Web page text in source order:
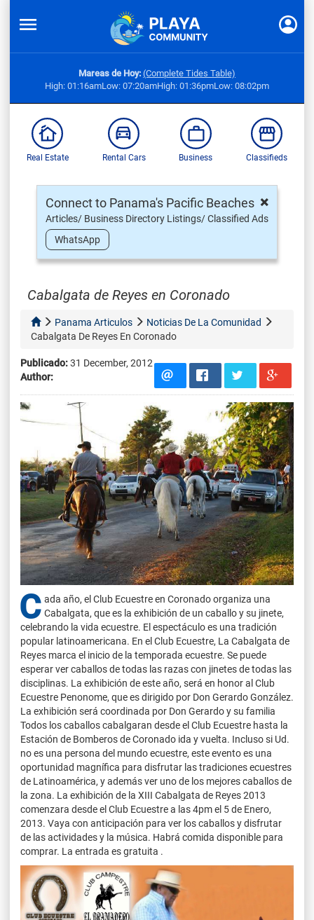
Mareas de Hoy: (Complete Tides Table)
High: 01:16amLow: 07:20amHigh: 01:36pmLow: 08:02pm
Real Estate Rental Cars Business Classifieds
×
Connect to Panama's Pacific Beaches
Articles/ Business Directory Listings/ Classified Ads
WhatsApp
Cabalgata de Reyes en Coronado
Panama Articulos
Noticias De La Comunidad
Cabalgata De Reyes En Coronado
Publicado:31 December, 2012
Author:
C ada año, el Club Ecuestre en Coronado organiza una
Cabalgata, que es la exhibición de un caballo y su jinete,
celebrando la vida ecuestre. El espectáculo es una tradición
popular latinoamericana. En el Club Ecuestre, La Cabalgata de
Reyes marca el inicio de la temporada ecuestre. Se puede
esperar ver caballos de todas las razas con jinetes de todas las
disciplinas. La exhibición de este año, será en honor al Club
Ecuestre Penonome, que es dirigido por Don Gerardo González.
La exhibición será coordinada por Don Gerardo y su familia
Todos los caballos cabalgaran desde el Club Ecuestre hasta la
Estación de Bomberos de Coronado ida y vuelta. Incluso si Ud.
no es una persona del mundo ecuestre, este evento es una
oportunidad magnífica para disfrutar las tradiciones ecuestres
de Latinoamérica, y además ver uno de los mejores caballos de
la zona. La exhibición de la XIII Cabalgata de Reyes 2013
comenzara desde el Club Ecuestre a las 4pm el 5 de Enero,
2013. Vaya con anticipación para ver los caballos y disfrutar
de las actividades y la música. Habrá comida disponible para
comprar. La entrada es gratuita .